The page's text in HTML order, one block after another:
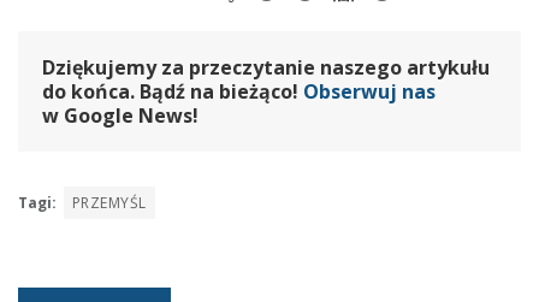
Dziękujemy za przeczytanie naszego artykułu
do końca. Bądź na bieżąco! Obserwuj nas
w Google News!
Tagi: PRZEMYŚL